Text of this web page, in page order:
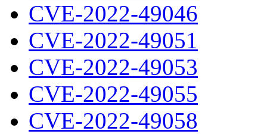
CVE-2022-49046
CVE-2022-49051
CVE-2022-49053
CVE-2022-49055
CVE-2022-49058